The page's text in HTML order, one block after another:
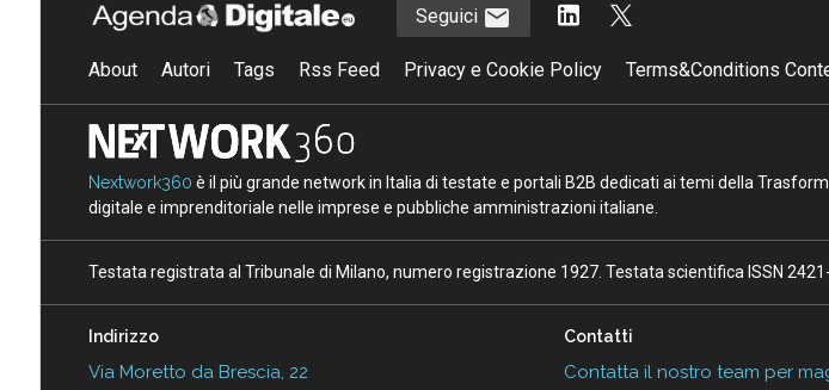
Seguici
About Autori Tags Rss Feed Privacy e Cookie Policy Terms&Conditions
Nextwork360 è il più grande network in Italia di testate e portali B2B dedicati ai temi della
digitale e imprenditoriale nelle imprese e pubbliche amministrazioni italiane.
Testata registrata al Tribunale di Milano, numero registrazione 1927. Testata scientifica ISSN
Indirizzo
Via Moretto da Brescia, 22
Contatti
Contatta il nostro team per